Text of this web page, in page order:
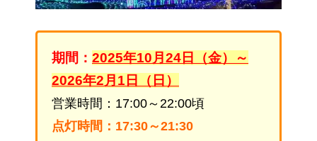
期間： 2025年10月24日（金）～
2026年2月1日（日）
営業時間：17:00～22:00頃
点灯時間：17:30～21:30